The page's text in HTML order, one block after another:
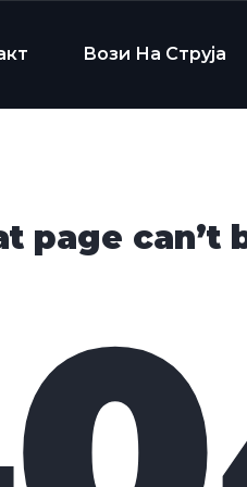
Вози На Струја
page can’t